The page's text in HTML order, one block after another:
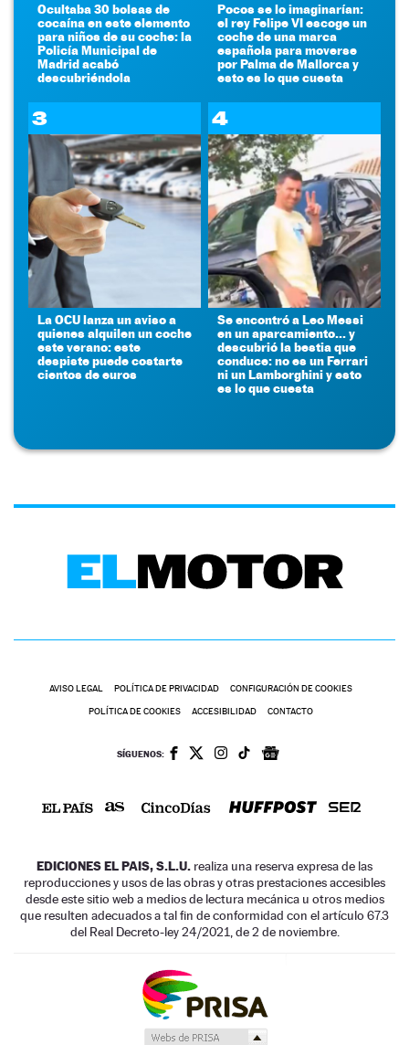
Ocultaba 30 bolsas de
cocaína en este elemento
para niños de su coche: la
Policía Municipal de
Madrid acabó
descubriéndola
Pocos se lo imaginarían:
el rey Felipe VI escoge un
coche de una marca
española para moverse
por Palma de Mallorca y
esto es lo que cuesta
3
La OCU lanza un aviso a
quienes alquilen un coche
este verano: este
despiste puede costarte
cientos de euros
4
Se encontró a Leo Messi
en un aparcamiento... y
descubrió la bestia que
conduce: no es un Ferrari
ni un Lamborghini y esto
es lo que cuesta
AVISO LEGAL POLÍTICA DE PRIVACIDAD CONFIGURACIÓN DE COOKIES
POLÍTICA DE COOKIES ACCESIBILIDAD CONTACTO
SÍGUENOS:
EDICIONES EL PAIS, S.L.U. realiza una reserva expresa de las
reproducciones y usos de las obras y otras prestaciones accesibles
desde este sitio web a medios de lectura mecánica u otros medios
que resulten adecuados a tal fin de conformidad con el artículo 67.3
del Real Decreto-ley 24/2021, de 2 de noviembre.